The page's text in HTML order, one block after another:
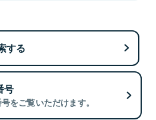
する
号
をご覧いただけます。